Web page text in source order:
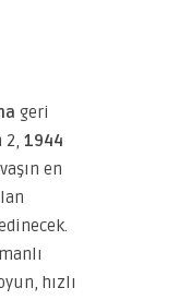
geri
2, 1944
en
hızlı